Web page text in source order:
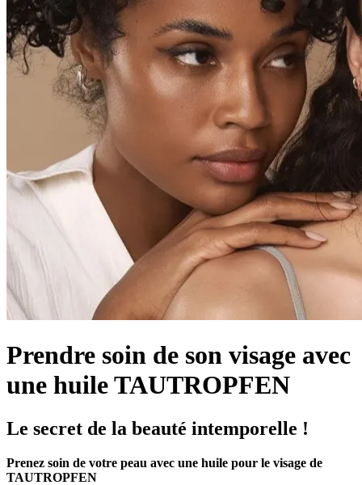
Prendre soin de son visage avec
une huile TAUTROPFEN
Le secret de la beauté intemporelle !
Prenez soin de votre peau avec une huile pour le visage de
TAUTROPFEN